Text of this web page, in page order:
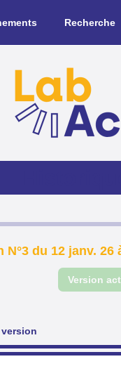
Recherche
N°3 du 12 janv. 26
Version